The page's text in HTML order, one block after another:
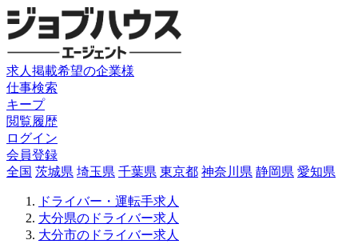
求人掲載希望の企業様
仕事検索
キープ
閲覧履歴
ログイン
会員登録
全国 茨城県 埼玉県 千葉県 東京都 神奈川県 静岡県 愛知県
ドライバー・運転手求人
大分県のドライバー求人
大分市のドライバー求人